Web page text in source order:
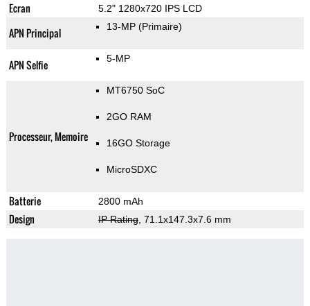
Ecran 5.2" 1280x720 IPS LCD
APN Principal 13-MP (Primaire)
APN Selfie 5-MP
Processeur, Memoire
MT6750 SoC
2GO RAM
16GO Storage
MicroSDXC
Batterie 2800 mAh
Design IP Rating, 71.1x147.3x7.6 mm